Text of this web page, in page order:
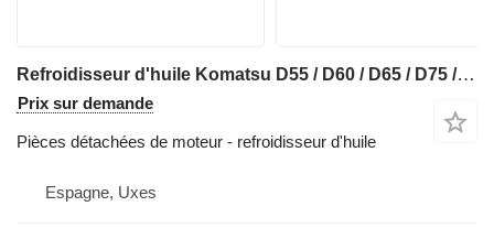
Refroidisseur d'huile Komatsu D55 / D60 / D65 / D75 / D80 / EC170 / EG150 / EG175 / WS16 / GD3 pour bulldozer Komatsu D65
Prix sur demande
Pièces détachées de moteur - refroidisseur d'huile
Espagne, Uxes